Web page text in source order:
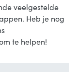
veelgestelde
Heb je nog
te helpen!